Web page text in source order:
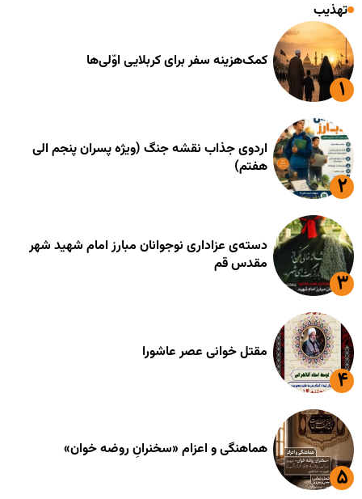
تهذیب
کمک‌هزینه سفر برای کربلایی اوّلی‌ها
اردوی جذاب نقشه جنگ (ویژه پسران پنجم الی
هفتم)
دسته‌ی عزاداری نوجوانان مبارز امام شهید شهر
مقدس قم
مقتل خوانی عصر عاشورا
هماهنگی و اعزام «سخنرانِ روضه خوان»